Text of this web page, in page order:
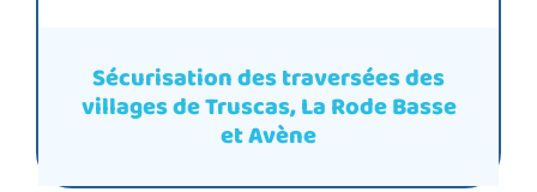
Sécurisation des traversées des
villages de Truscas, La Rode Basse
et Avène